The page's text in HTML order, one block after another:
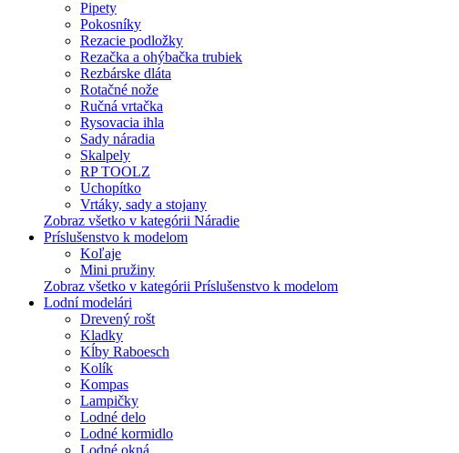
Pipety
Pokosníky
Rezacie podložky
Rezačka a ohýbačka trubiek
Rezbárske dláta
Rotačné nože
Ručná vrtačka
Rysovacia ihla
Sady náradia
Skalpely
RP TOOLZ
Uchopítko
Vrtáky, sady a stojany
Zobraz všetko v kategórii Náradie
Príslušenstvo k modelom
Koľaje
Mini pružiny
Zobraz všetko v kategórii Príslušenstvo k modelom
Lodní modelári
Drevený rošt
Kladky
Kĺby Raboesch
Kolík
Kompas
Lampičky
Lodné delo
Lodné kormidlo
Lodné okná